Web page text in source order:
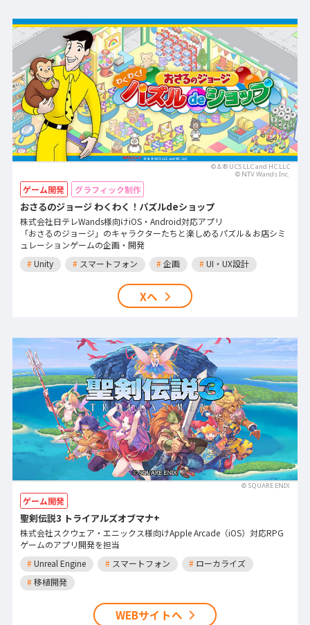
© & ® UCS LLC and HC LLC
©︎ NTV Wands Inc.
ゲーム開発 グラフィック制作
おさるのジョージ わくわく！パズルdeショップ
株式会社日テレWands様向けiOS・Android対応アプリ
「おさるのジョージ」のキャラクターたちと楽しめるパズル＆お店シミ
ュレーションゲームの企画・開発
#Unity # スマートフォン #企画 #UI・UX設計
Xへ
© SQUARE ENIX
ゲーム開発
聖剣伝説3 トライアルズオブマナ+
株式会社スクウェア・エニックス様向けApple Arcade（iOS）対応RPG
ゲームのアプリ開発を担当
#Unreal Engine # スマートフォン # ローカライズ
#移植開発
WEBサイトへ